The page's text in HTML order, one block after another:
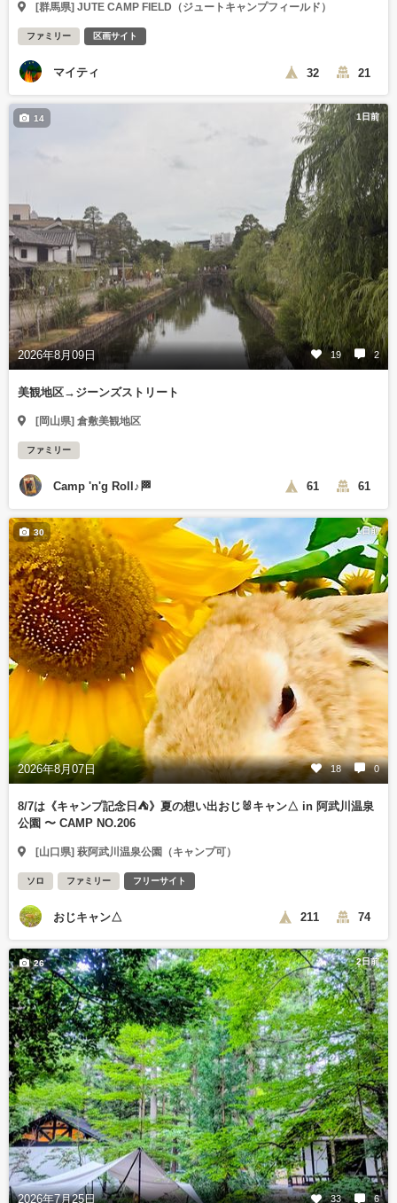
[群馬県] JUTE CAMP FIELD（ジュートキャンプフィールド）
ファミリー 区画サイト
マイティ 32 21
1日前
2026年8月09日 19 2
14
美観地区→ジーンズストリート
[岡山県] 倉敷美観地区
ファミリー
Camp 'n'g Roll♪🏁 61 61
1日前
2026年8月07日 18 0
30
8/7は《キャンプ記念日⛺️》夏の想い出おじ🐰キャン△ in 阿武川温泉
公園 〜 CAMP NO.206
[山口県] 萩阿武川温泉公園（キャンプ可）
ソロ ファミリー フリーサイト
おじキャン△ 211 74
2日前
2026年7月25日 33 6
26